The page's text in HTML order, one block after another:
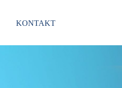
KONTAKT